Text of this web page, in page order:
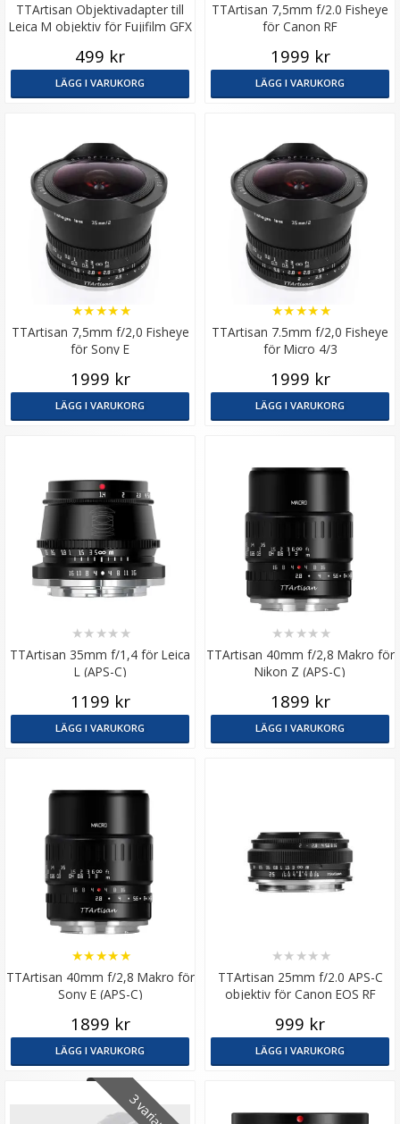
TTArtisan Objektivadapter till
Leica M objektiv för Fujifilm GFX
499 kr
LÄGG I VARUKORG
TTArtisan 7,5mm f/2.0 Fisheye
för Canon RF
1999 kr
LÄGG I VARUKORG
TTArtisan 7,5mm f/2,0 Fisheye
för Sony E
★★★★★
1999 kr
LÄGG I VARUKORG
TTArtisan 7.5mm f/2,0 Fisheye
för Micro 4/3
★★★★★
1999 kr
LÄGG I VARUKORG
TTArtisan 35mm f/1,4 för Leica
L (APS-C)
★★ ★★ ★
1199 kr
LÄGG I VARUKORG
TTArtisan 40mm f/2,8 Makro för
Nikon Z (APS-C)
★★ ★★ ★
1899 kr
LÄGG I VARUKORG
TTArtisan 40mm f/2,8 Makro för
Sony E (APS-C)
★★★★★
1899 kr
LÄGG I VARUKORG
TTArtisan 25mm f/2.0 APS-C
objektiv för Canon EOS RF
★★ ★★ ★
999 kr
LÄGG I VARUKORG